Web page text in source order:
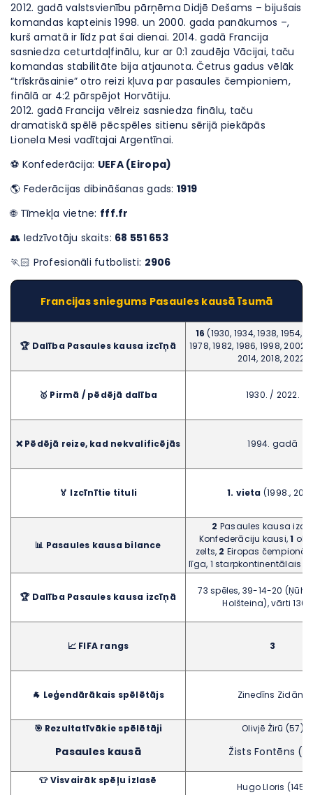
2012. gadā valstsvienību pārņēma Didjē Dešams – bijušais
komandas kapteinis 1998. un 2000. gada panākumos –,
kurš amatā ir līdz pat šai dienai. 2014. gadā Francija
sasniedza ceturtdaļfinālu, kur ar 0:1 zaudēja Vācijai, taču
komandas stabilitāte bija atjaunota. Četrus gadus vēlāk
“trīskrāsainie” otro reizi kļuva par pasaules čempioniem,
finālā ar 4:2 pārspējot Horvātiju.
2012. gadā Francija vēlreiz sasniedza finālu, taču
dramatiskā spēlē pēcspēles sitienu sērijā piekāpās
Lionela Mesi vadītajai Argentīnai.
⚽ Konfederācija: UEFA (Eiropa)
🌎 Federācijas dibināšanas gads: 1919
🌐 Tīmekļa vietne: fff.fr
👥 Iedzīvotāju skaits: 68 551 653
🏃🏻 Profesionāli futbolisti: 2906
Francijas sniegums Pasaules kausā īsumā
🏆 Dalība Pasaules kausa izcīņā
16 (1930, 1934, 1938, 1954,
1978, 1982, 1986, 1998, 2002,
2014, 2018, 2022)
🥇 Pirmā / pēdējā dalība 1930. / 2022.
❌ Pēdējā reize, kad nekvalificējās 1994. gadā
🏅 Izcīnītie tituli 1. vieta (1998.,
📊 Pasaules kausa bilance
2 Pasaules kausa
Konfederāciju kausi,1
zelts, 2 Eiropas
līga, 1 starpkontinentālais
🏆 Dalība Pasaules kausa izcīņā
73 spēles, 39-14-20
Holšteina), vārti
📈 FIFA rangs 3
🐐 Leģendārākais spēlētājs Zinedīns Zidāns
🎯 Rezultatīvākie spēlētāji
Pasaules kausā
Olivjē Žirū (57)
Žists Fontēns
👕 Visvairāk spēļu izlasē
Hugo Lloris (145)